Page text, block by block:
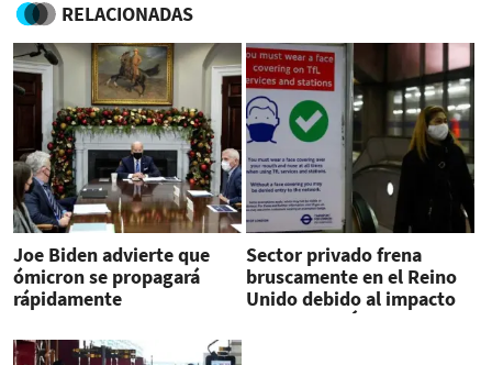
RELACIONADAS
Joe Biden advierte que
ómicron se propagará
rápidamente
Sector privado frena
bruscamente en el Reino
Unido debido al impacto
de variante Ómicron